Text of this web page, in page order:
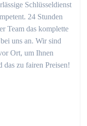
Schlüsseldienst
24 Stunden
Team das komplette
uns an. Wir sind
Ort, um Ihnen
das zu fairen Preisen!